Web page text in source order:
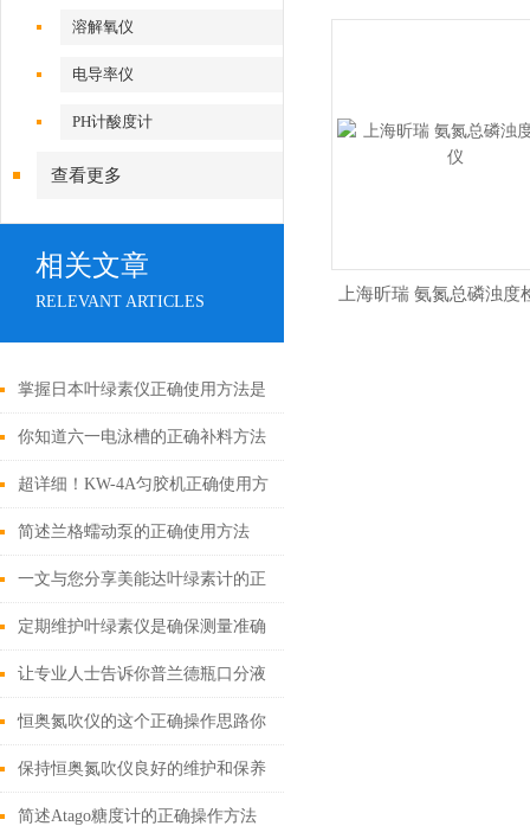
溶解氧仪
电导率仪
PH计酸度计
查看更多
相关文章
RELEVANT ARTICLES
掌握日本叶绿素仪正确使用方法是
确保测量数据准确性的关键
你知道六一电泳槽的正确补料方法
吗
超详细！KW-4A匀胶机正确使用方
法大公开
简述兰格蠕动泵的正确使用方法
一文与您分享美能达叶绿素计的正
确操作步骤
定期维护叶绿素仪是确保测量准确
性的关键
让专业人士告诉你普兰德瓶口分液
器都有哪些使用方法和注意事项
恒奥氮吹仪的这个正确操作思路你
需要掌握一下
保持恒奥氮吹仪良好的维护和保养
至关重要
简述Atago糖度计的正确操作方法
上海昕瑞 氨氮总磷浊度